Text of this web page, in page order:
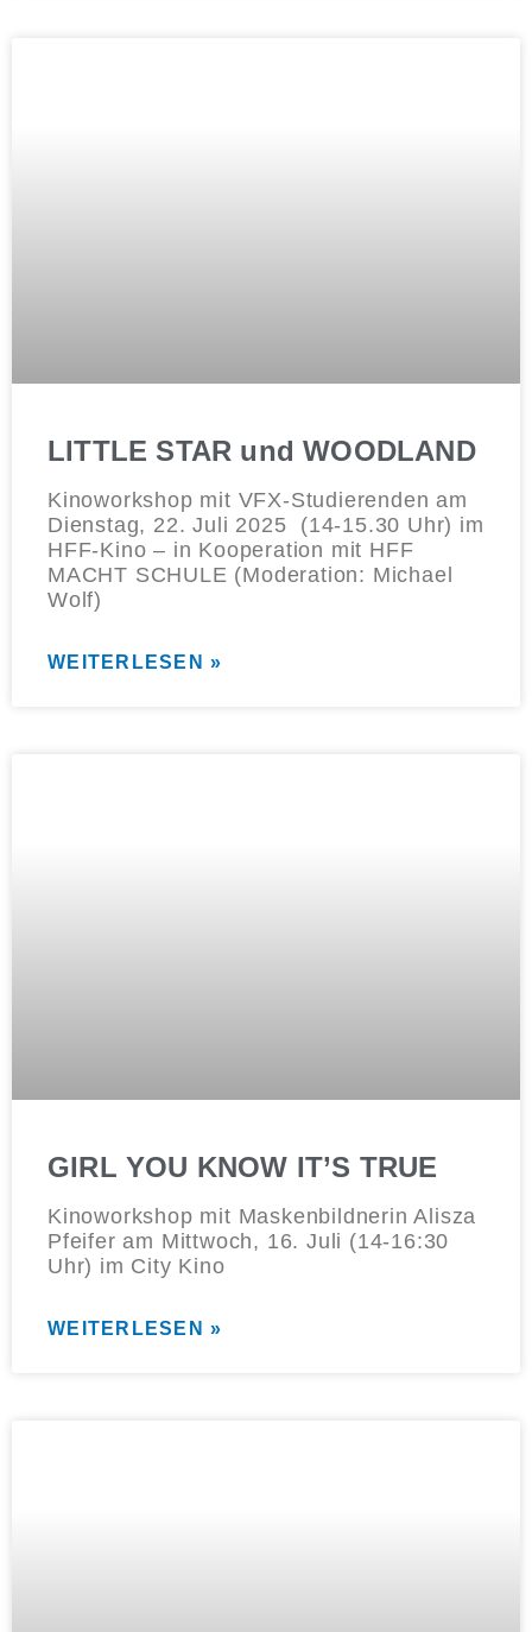
LITTLE STAR und WOODLAND
Kinoworkshop mit VFX-Studierenden am
Dienstag, 22. Juli 2025 (14-15.30 Uhr) im
HFF-Kino – in Kooperation mit HFF
MACHT SCHULE (Moderation: Michael
Wolf)
WEITERLESEN »
GIRL YOU KNOW IT’S TRUE
Kinoworkshop mit Maskenbildnerin Alisza
Pfeifer am Mittwoch, 16. Juli (14-16:30
Uhr) im City Kino
WEITERLESEN »